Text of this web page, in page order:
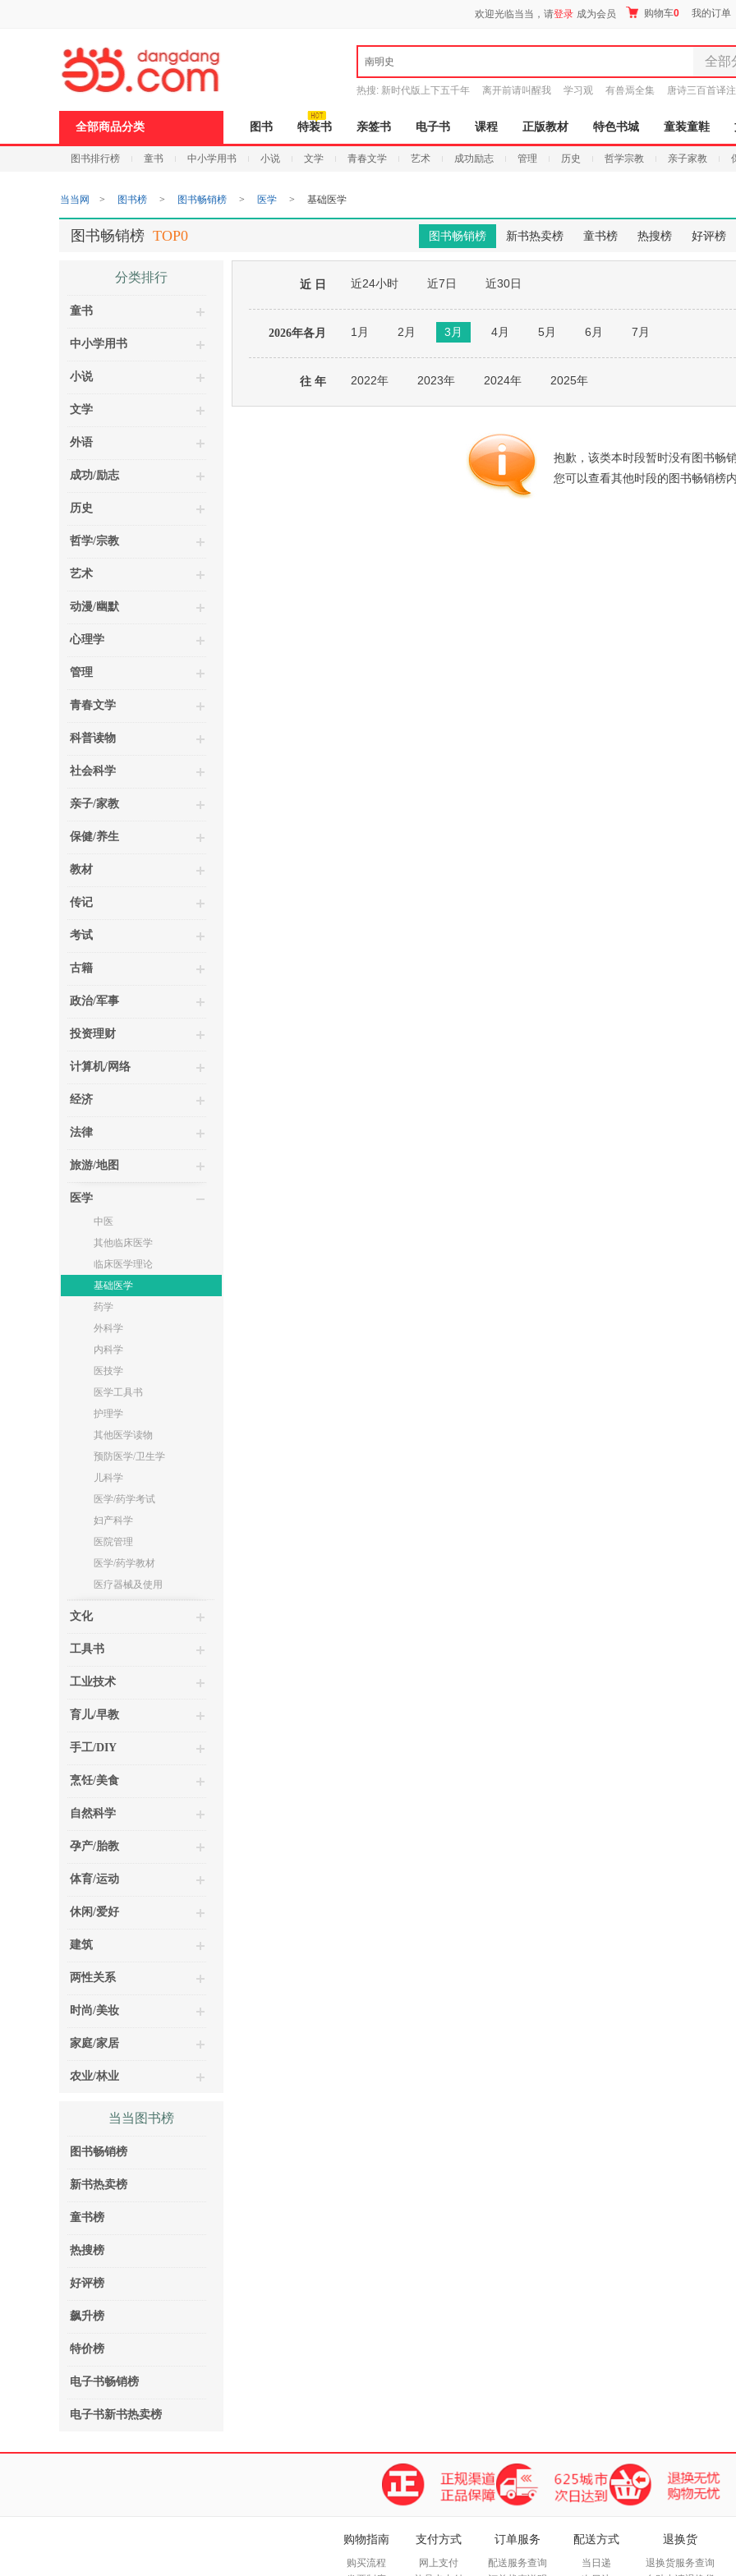
页
欢迎光临当当，请登录 成为会员 购物车0 我的订单
南明史 全部
全部分
图书
电子书
音像
玩具
孕婴
食品
手机
热搜: 新时代版上下五千年 离开前请叫醒我 学习观 有兽焉全集 唐诗三百首译注
全部商品分类 图书 特装书 亲签书 电子书 课程 正版教材 特色书城 童装童鞋
图书排行榜 童书 中小学用书 小说 文学 青春文学 艺术 成功励志 管理 历史 哲学宗教 亲子家教
当当网 > 图书榜 > 图书畅销榜 > 医学 > 基础医学
图书畅销榜 新书热卖榜 童书榜 热搜榜 好评榜
图书畅销榜 TOP0
分类排行
童书
中小学用书
小说
文学
外语
成功/励志
历史
哲学/宗教
艺术
动漫/幽默
心理学
管理
青春文学
科普读物
社会科学
亲子/家教
保健/养生
教材
传记
考试
古籍
政治/军事
投资理财
计算机/网络
经济
法律
旅游/地图
医学
中医
其他临床医学
临床医学理论
基础医学
药学
外科学
内科学
医技学
医学工具书
护理学
其他医学读物
预防医学/卫生学
儿科学
医学/药学考试
妇产科学
医院管理
医学/药学教材
医疗器械及使用
文化
工具书
工业技术
育儿/早教
手工/DIY
烹饪/美食
自然科学
孕产/胎教
体育/运动
休闲/爱好
建筑
两性关系
时尚/美妆
家庭/家居
农业/林业
当当图书榜
图书畅销榜
新书热卖榜
童书榜
热搜榜
好评榜
飙升榜
特价榜
电子书畅销榜
电子书新书热卖榜
近 日 近24小时 近7日 近30日
2026年各月 1月 2月 3月 4月 5月 6月 7月
往 年 2022年 2023年 2024年 2025年
抱歉，该类本时段暂时没有图书畅销
您可以查看其他时段的图书畅销榜内
购物指南
购买流程
支付方式
网上支付
订单服务
配送服务查询
配送方式
当日递
退换货
退换货服务查询